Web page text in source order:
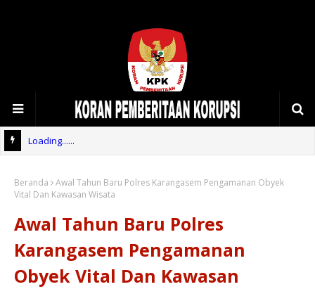
Loading......
Beranda
Awal Tahun Baru Polres Karangasem Pengamanan Obyek
Vital Dan Kawasan Wisata
Awal Tahun Baru Polres
Karangasem Pengamanan
Obyek Vital Dan Kawasan